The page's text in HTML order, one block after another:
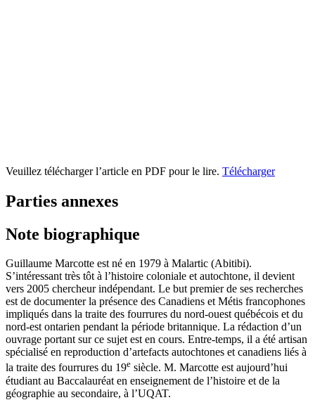
Veuillez télécharger l’article en PDF pour le lire. Télécharger
Parties annexes
Note biographique
Guillaume Marcotte est né en 1979 à Malartic (Abitibi).
S’intéressant très tôt à l’histoire coloniale et autochtone, il devient
vers 2005 chercheur indépendant. Le but premier de ses recherches
est de documenter la présence des Canadiens et Métis francophones
impliqués dans la traite des fourrures du nord-ouest québécois et du
nord-est ontarien pendant la période britannique. La rédaction d’un
ouvrage portant sur ce sujet est en cours. Entre-temps, il a été artisan
spécialisé en reproduction d’artefacts autochtones et canadiens liés à
la traite des fourrures du 19e siècle. M. Marcotte est aujourd’hui
étudiant au Baccalauréat en enseignement de l’histoire et de la
géographie au secondaire, à l’UQAT.